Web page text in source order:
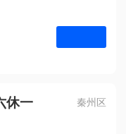
休一 秦州区